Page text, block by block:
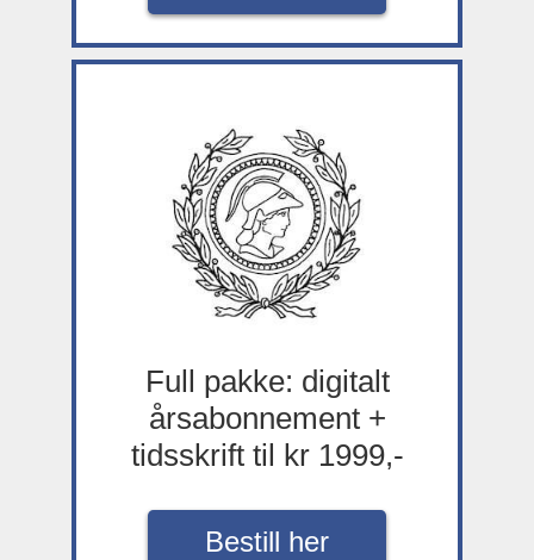
Full pakke: digitalt
årsabonnement +
tidsskrift til kr 1999,-
Bestill her